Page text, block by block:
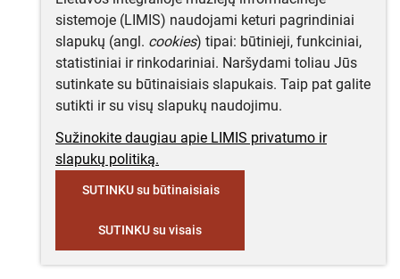
sistemoje (LIMIS) naudojami keturi pagrindiniai
slapukų (angl. cookies) tipai: būtinieji, funkciniai,
statistiniai ir rinkodariniai. Naršydami toliau Jūs
sutinkate su būtinaisiais slapukais. Taip pat galite
sutikti ir su visų slapukų naudojimu.
Sužinokite daugiau apie LIMIS privatumo ir
slapukų politiką.
SUTINKU su būtinaisiais
SUTINKU su visais